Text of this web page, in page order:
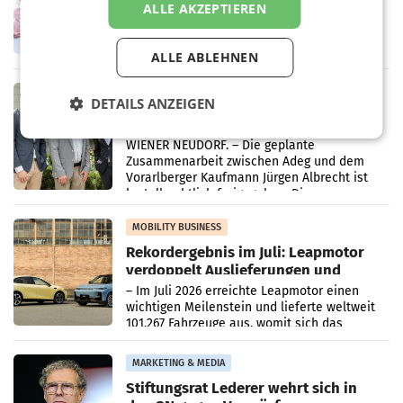
WIENER NEUDORF. – Im Rahmen einer
laufenden Modernisierungsoffensive
erneuert Penny zwei Filialen in Nieder- und
Oberösterreich. Die beiden Standorte liegen
in Haag sowie im rund
Albrecht setzt ab 1.1.2027 auf Adeg
WIENER NEUDORF. – Die geplante
Zusammenarbeit zwischen Adeg und dem
Vorarlberger Kaufmann Jürgen Albrecht ist
kartellrechtlich freigegeben: Die
Bundeswettbewerbsbehörde und der
Bundeskartellanwalt
MOBILITY BUSINESS
Rekordergebnis im Juli: Leapmotor
verdoppelt Auslieferungen und
überschreitet die 100.000er-Marke
– Im Juli 2026 erreichte Leapmotor einen
wichtigen Meilenstein und lieferte weltweit
101.267 Fahrzeuge aus, womit sich das
Ergebnis gegenüber Juli 2025 mehr als
verdoppelte (+102
MARKETING & MEDIA
Stiftungsrat Lederer wehrt sich in
ALLE AKZEPTIEREN
ALLE ABLEHNEN
DETAILS ANZEIGEN